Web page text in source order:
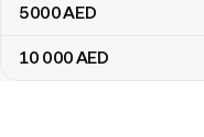
5000AED
10 000AED